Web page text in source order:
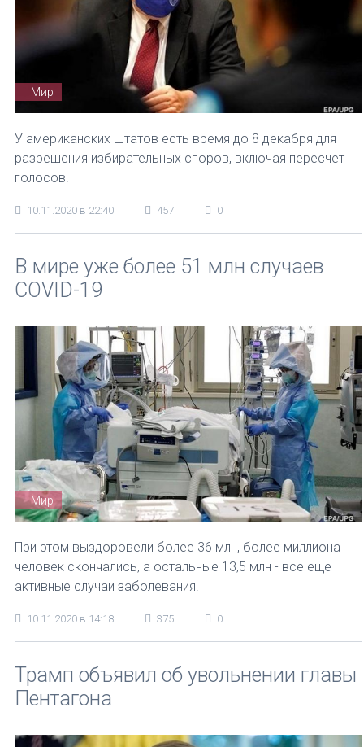
Мир
У американских штатов есть время до 8 декабря для
разрешения избирательных споров, включая пересчет
голосов.
10.11.2020 в 22:40 457 0
В мире уже более 51 млн случаев
COVID-19
Мир
При этом выздоровели более 36 млн, более миллиона
человек скончались, а остальные 13,5 млн - все еще
активные случаи заболевания.
10.11.2020 в 14:18 375 0
Трамп объявил об увольнении главы
Пентагона